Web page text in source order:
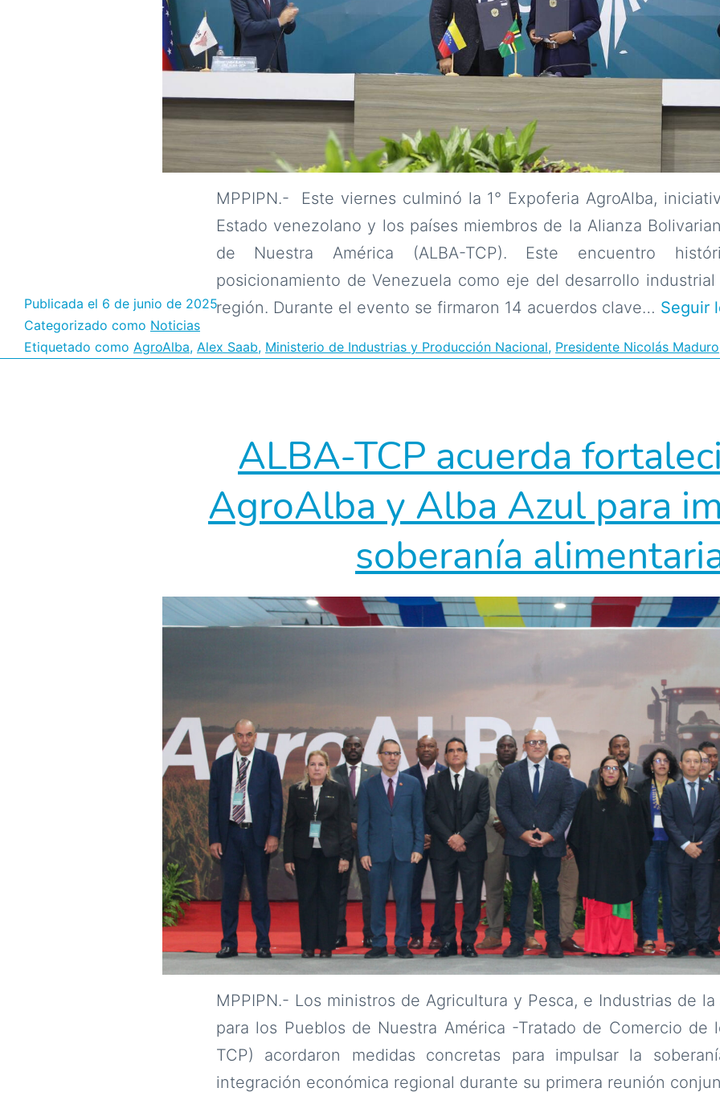
MPPIPN.- Este viernes culminó la 1° Expoferia AgroAlba,
Estado venezolano y los países miembros de la Alianza
de Nuestra América (ALBA-TCP). Este encuentro
posicionamiento de Venezuela como eje del desarrollo
región. Durante el evento se firmaron 14 acuerdos clave… Seguir
Publicada el 6 de junio de 2025
Categorizado como Noticias
Etiquetado como AgroAlba, Alex Saab, Ministerio de Industrias y Producción Nacional, Presidente Nicolás Maduro
ALBA-TCP acuerda
AgroAlba y Alba Azul para
soberanía
MPPIPN.- Los ministros de Agricultura y Pesca, e Industrias de
para los Pueblos de Nuestra América -Tratado de Comercio de
TCP) acordaron medidas concretas para impulsar la
integración económica regional durante su primera reunión